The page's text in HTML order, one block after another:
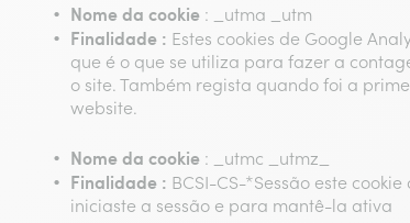
Nome da cookie : _utma _utm
Finalidade : Estes cookies de Google
que é o que se utiliza para fazer a
o site. Também regista quando foi a
website.
Nome da cookie : _utmc _utmz_
Finalidade : BCSI-CS-*Sessão este
iniciaste a sessão e para mantê-la ativa